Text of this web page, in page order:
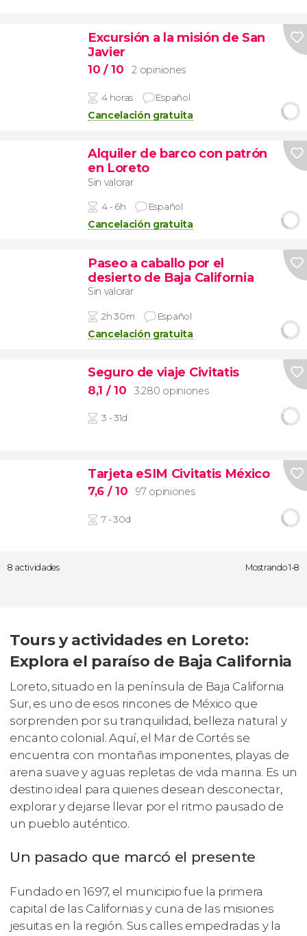
Excursión a la misión de San
Javier
10 / 10 2 opiniones
4 horas Español
Cancelación gratuita
Alquiler de barco con patrón
en Loreto
Sin valorar
4 - 6h Español
Cancelación gratuita
Paseo a caballo por el
desierto de Baja California
Sin valorar
2h 30m Español
Cancelación gratuita
Seguro de viaje Civitatis
8,1 / 10 3.280 opiniones
3 - 31d
Tarjeta eSIM Civitatis México
7,6 / 10 97 opiniones
7 - 30d
8 actividades Mostrando 1-8
Tours y actividades en Loreto:
Explora el paraíso de Baja California
Loreto, situado en la península de Baja California
Sur, es uno de esos rincones de México que
sorprenden por su tranquilidad, belleza natural y
encanto colonial. Aquí, el Mar de Cortés se
encuentra con montañas imponentes, playas de
arena suave y aguas repletas de vida marina. Es un
destino ideal para quienes desean desconectar,
explorar y dejarse llevar por el ritmo pausado de
un pueblo auténtico.
Un pasado que marcó el presente
Fundado en 1697, el municipio fue la primera
capital de las Californias y cuna de las misiones
jesuitas en la región. Sus calles empedradas y la